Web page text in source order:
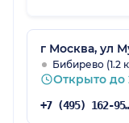
понравилось
помещениях -
хватает
г Москва, ул
Бибирево (1.2
Открыто до
+7